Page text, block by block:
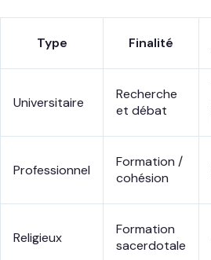
Type Finalité
Universitaire
Recherche
et débat
Professionnel
Formation /
cohésion
Religieux
Formation
sacerdotale